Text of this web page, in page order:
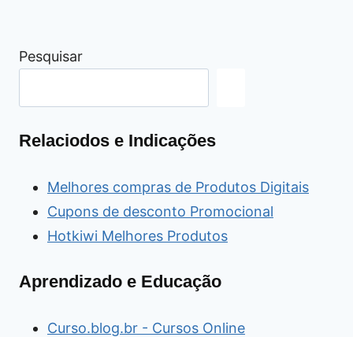
Pesquisar
Relaciodos e Indicações
Melhores compras de Produtos Digitais
Cupons de desconto Promocional
Hotkiwi Melhores Produtos
Aprendizado e Educação
Curso.blog.br - Cursos Online